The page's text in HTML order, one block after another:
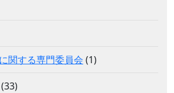
関する専門委員会 (1)
(33)